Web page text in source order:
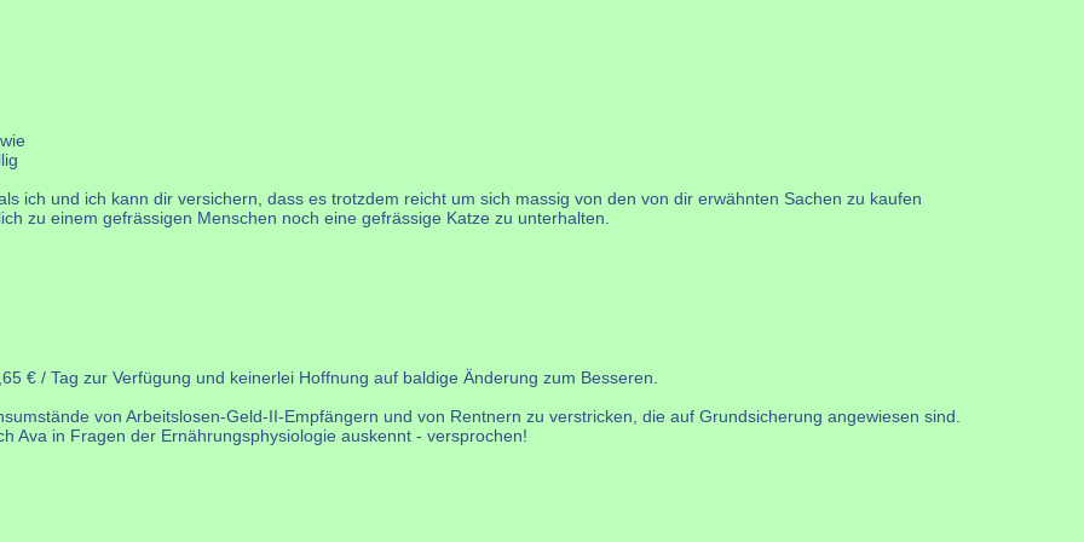
ich und ich kann dir versichern, dass es trotzdem reicht um sich massig von den von dir erwähnten Sachen zu kaufen
zu einem gefrässigen Menschen noch eine gefrässige Katze zu unterhalten.
€ / Tag zur Verfügung und keinerlei Hoffnung auf baldige Änderung zum Besseren.
von Arbeitslosen-Geld-II-Empfängern und von Rentnern zu verstricken, die auf Grundsicherung angewiesen sind.
Ava in Fragen der Ernährungsphysiologie auskennt - versprochen!